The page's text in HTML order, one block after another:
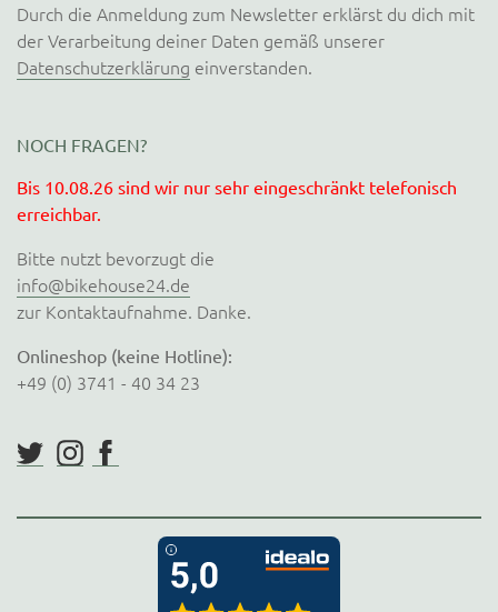
Durch die Anmeldung zum Newsletter erklärst du dich mit
der Verarbeitung deiner Daten gemäß unserer
Datenschutzerklärung einverstanden.
NOCH FRAGEN?
Bis 10.08.26 sind wir nur sehr eingeschränkt telefonisch
erreichbar.
Bitte nutzt bevorzugt die
info@bikehouse24.de
zur Kontaktaufnahme. Danke.
Onlineshop (keine Hotline):
+49 (0) 3741 - 40 34 23